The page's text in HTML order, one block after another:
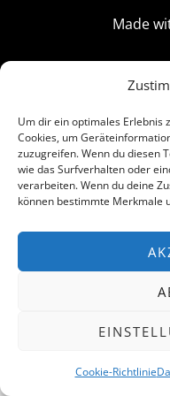
Um dir ein optimales Erlebnis
Cookies, um
zuzugreifen. Wenn du diesen
wie das Surfverhalten oder
verarbeiten. Wenn du deine
können bestimmte Merkmale
Cookie-Richtlinie
Made